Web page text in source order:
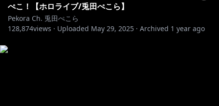
ぺこ！【ホロライブ/兎田ぺこら】
Pekora Ch. 兎田ぺこら
128,874views · Uploaded May 29, 2025 · Archived 1 year ago